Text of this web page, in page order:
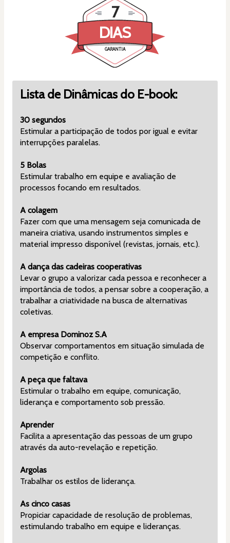
DIAS
GARANTIA
7
Lista de Dinâmicas do E-book:
30 segundos
Estimular a participação de todos por igual e evitar
interrupções paralelas.
5 Bolas
Estimular trabalho em equipe e avaliação de
processos focando em resultados.
A colagem
Fazer com que uma mensagem seja comunicada de
maneira criativa, usando instrumentos simples e
material impresso disponível (revistas, jornais, etc.).
A dança das cadeiras cooperativas
Levar o grupo a valorizar cada pessoa e reconhecer a
importância de todos, a pensar sobre a cooperação, a
trabalhar a criatividade na busca de alternativas
coletivas.
A empresa Dominoz S.A
Observar comportamentos em situação simulada de
competição e conflito.
A peça que faltava
Estimular o trabalho em equipe, comunicação,
liderança e comportamento sob pressão.
Aprender
Facilita a apresentação das pessoas de um grupo
através da auto-revelação e repetição.
Argolas
Trabalhar os estilos de liderança.
As cinco casas
Propiciar capacidade de resolução de problemas,
estimulando trabalho em equipe e lideranças.